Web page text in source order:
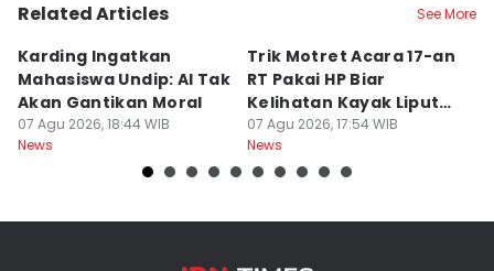
Related Articles See More
Karding Ingatkan
Mahasiswa Undip: AI Tak
Akan Gantikan Moral
07 Agu 2026, 18:44 WIB
News
Trik Motret Acara 17-an
RT Pakai HP Biar
Kelihatan Kayak Liputan
Festival Nasional
07 Agu 2026, 17:54 WIB
News